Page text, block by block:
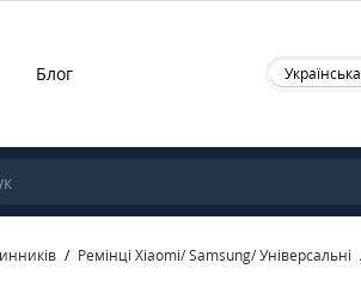
Блог Українська
Ремінці Xiaomi/ Samsung/ Універсальні